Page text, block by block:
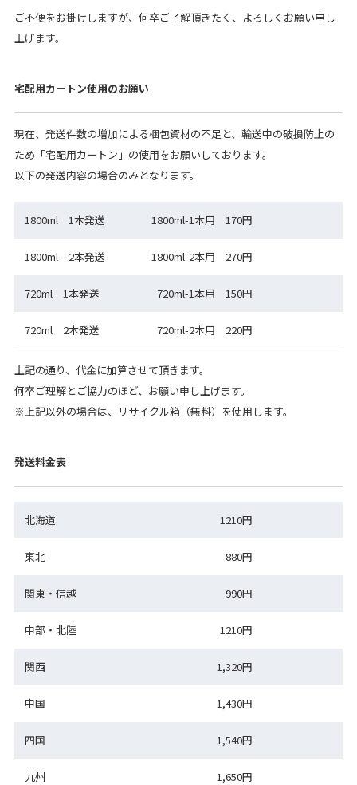
ご不便をお掛けしますが、何卒ご了解頂きたく、よろしくお願い申し
上げます。
宅配用カートン使用のお願い
現在、発送件数の増加による梱包資材の不足と、輸送中の破損防止の
ため「宅配用カートン」の使用をお願いしております。
以下の発送内容の場合のみとなります。
1800ml 1本発送 1800ml-1本用 170円
1800ml 2本発送 1800ml-2本用 270円
720ml 1本発送 720ml-1本用 150円
720ml 2本発送 720ml-2本用 220円
上記の通り、代金に加算させて頂きます。
何卒ご理解とご協力のほど、お願い申し上げます。
※上記以外の場合は、リサイクル箱（無料）を使用します。
発送料金表
北海道 1210円
東北 880円
関東・信越 990円
中部・北陸 1210円
関西 1,320円
中国 1,430円
四国 1,540円
九州 1,650円